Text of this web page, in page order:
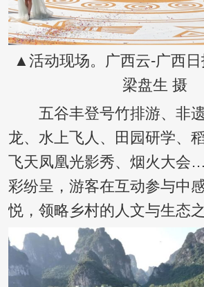
▲活动现场。广西云-广西
梁盘生 摄
五谷丰登号竹排游、非遗
龙、水上飞人、田园研学、
飞天凤凰光影秀、烟火大
彩纷呈，游客在互动参与中
悦，领略乡村的人文与生态之